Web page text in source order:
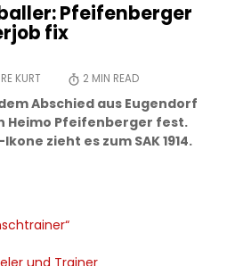
Pfeifenberger
fix
KURT 2 MIN READ
Abschied aus Eugendorf
Heimo Pfeifenberger fest.
zieht es zum SAK 1914.